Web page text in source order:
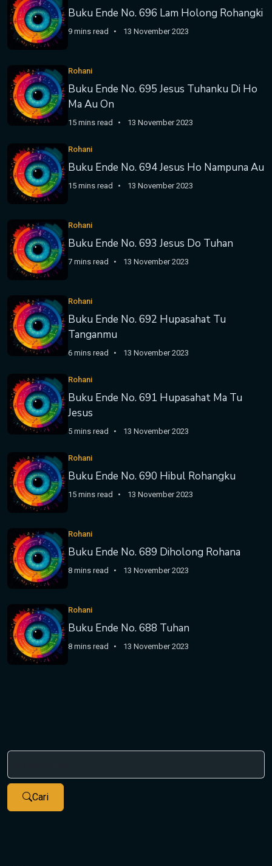
Buku Ende No. 696 Lam Holong Rohangki
9 mins read 13 November 2023
Rohani
Buku Ende No. 695 Jesus Tuhanku Di Ho
Ma Au On
15 mins read 13 November 2023
Rohani
Buku Ende No. 694 Jesus Ho Nampuna Au
15 mins read 13 November 2023
Rohani
Buku Ende No. 693 Jesus Do Tuhan
7 mins read 13 November 2023
Rohani
Buku Ende No. 692 Hupasahat Tu
Tanganmu
6 mins read 13 November 2023
Rohani
Buku Ende No. 691 Hupasahat Ma Tu
Jesus
5 mins read 13 November 2023
Rohani
Buku Ende No. 690 Hibul Rohangku
15 mins read 13 November 2023
Rohani
Buku Ende No. 689 Diholong Rohana
8 mins read 13 November 2023
Rohani
Buku Ende No. 688 Tuhan
8 mins read 13 November 2023
Cari